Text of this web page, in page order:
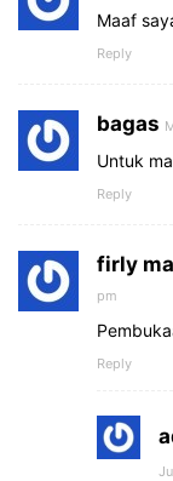
Maaf
Reply
bagas
Untuk
Reply
firly
pm
Reply